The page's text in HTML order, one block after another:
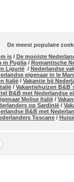
De meest populaire
is/ De mooiste
in Puglia/ Romantische
Ligurië/ Nederlandse
eigenaar in le
Italië / Vakantie bij
/ Vakantiehuizen
B&B met Nederlandse
Molise Italië/
op Sardinië /
B&B met
Toscane /